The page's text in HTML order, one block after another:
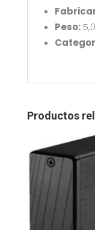
Peso:
Productos